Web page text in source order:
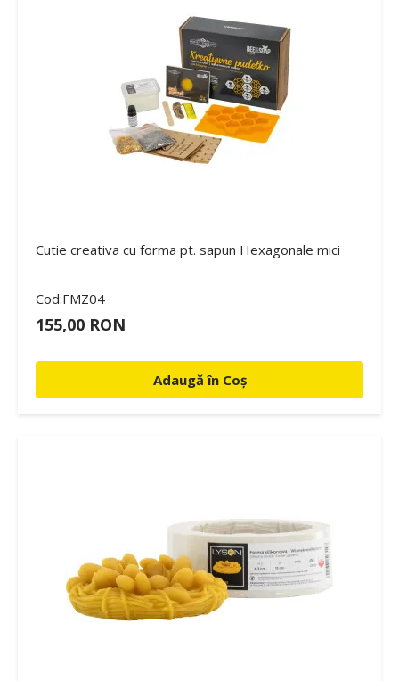
Cutie creativa cu forma pt. sapun Hexagonale mici
Cod:FMZ04
155,00 RON
Adaugă în Coș